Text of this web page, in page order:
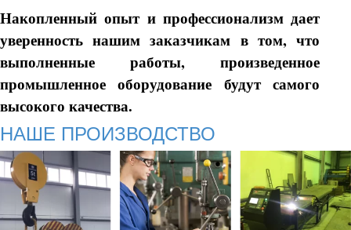
Накопленный опыт и профессионализм дает
уверенность нашим заказчикам в том, что
выполненные работы, произведенное
промышленное оборудование будут самого
высокого качества.
НАШЕ ПРОИЗВОДСТВО